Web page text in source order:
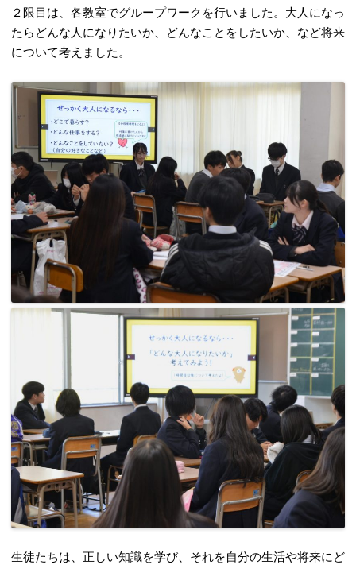
２限目は、各教室でグループワークを行いました。大人になっ
たらどんな人になりたいか、どんなことをしたいか、など将来
について考えました。
生徒たちは、正しい知識を学び、それを自分の生活や将来にど